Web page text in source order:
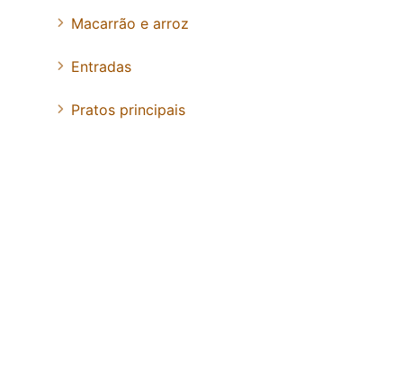
Macarrão e arroz
Entradas
Pratos principais